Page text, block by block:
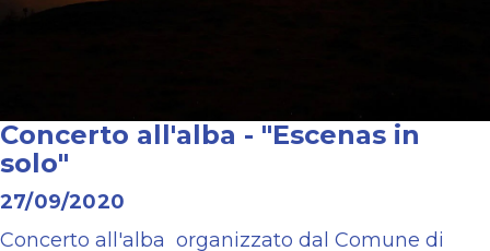
Concerto all'alba - "Escenas in
solo"
27/09/2020
Concerto all'alba organizzato dal Comune di